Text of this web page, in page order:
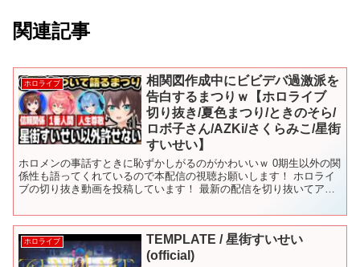
関連記事
ホロライブ
相関図作成中にビビデバ過激派を
告白するまつりｗ【ホロライブ
切り抜き/夏色まつり/ときのそら/
ロボ子さん/AZKi/さくらみこ/星街
すいせい】
ホロメンの事話すときに恥ずかしがるのがかわいいｗ 0期生以外の関
係性も語ってくれているので本配信の視聴お願いします！ ホロライ
ブの切り抜き動画を投稿しています！ 最新の配信を切り抜いてアッ
ホロライブ
TEMPLATE / 星街すいせい
(official)